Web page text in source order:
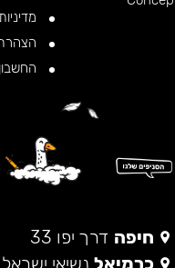
חיפה דרך יפו 33
כרמיאל נשיאי ישראל